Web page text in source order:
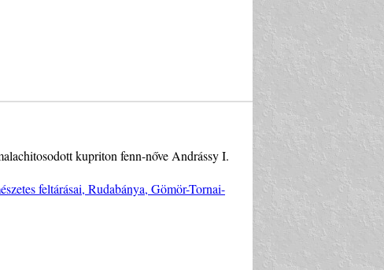
kupriton fenn-nőve Andrássy I.
feltárásai, Rudabánya, Gömör-Tornai-